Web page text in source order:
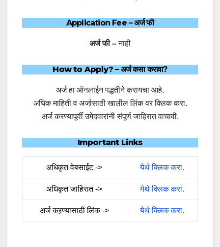
Application Fee –अर्ज फी
अर्ज फी –नाही
How to Apply? – अर्ज कसा करावा?
अर्ज हा ऑनलाईन पद्धतीने करायचा आहे.
अधिक माहिती व अर्जासाठी खालील लिंक वर क्लिक करा.
अर्ज करण्यापूर्वी उमेदवारांनी संपूर्ण जाहिरात वाचावी.
Important Links
अधिकृत वेबसाईट -> येथे क्लिक करा.
अधिकृत जाहिरात -> येथे क्लिक करा.
अर्ज कऱण्यासाठी लिंक -> येथे क्लिक करा.